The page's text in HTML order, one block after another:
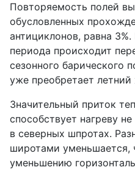
Повторяемость полей
обусловленных
антициклонов, равна 3%.
периода происходит
сезонного барического
уже преобретает летний
Значительный приток
способствует нагреву
в северных шпротах.
широтами уменьшается,
уменьшению